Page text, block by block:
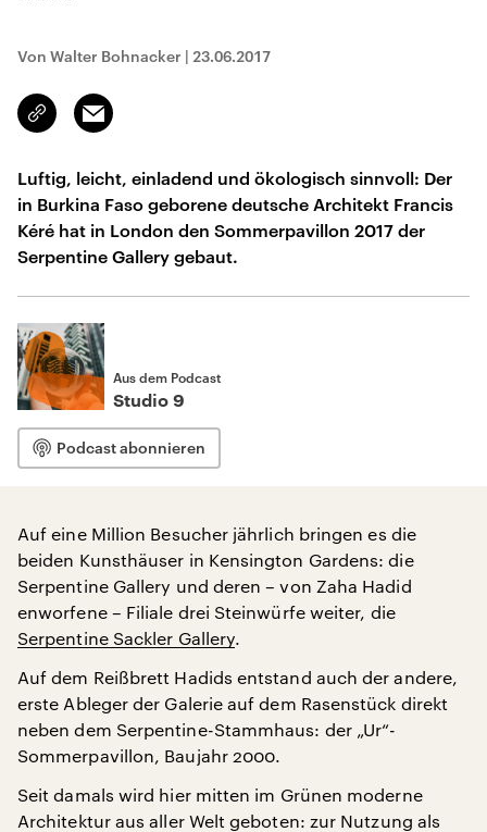
Von Walter Bohnacker | 23.06.2017
Link
kopieren/teilen
Email
Luftig, leicht, einladend und ökologisch sinnvoll: Der
in Burkina Faso geborene deutsche Architekt Francis
Kéré hat in London den Sommerpavillon 2017 der
Serpentine Gallery gebaut.
Aus dem Podcast
Studio 9
Podcast abonnieren
Auf eine Million Besucher jährlich bringen es die
beiden Kunsthäuser in Kensington Gardens: die
Serpentine Gallery und deren – von Zaha Hadid
enworfene – Filiale drei Steinwürfe weiter, die
Serpentine Sackler Gallery.
Auf dem Reißbrett Hadids entstand auch der andere,
erste Ableger der Galerie auf dem Rasenstück direkt
neben dem Serpentine-Stammhaus: der „Ur“-
Sommerpavillon, Baujahr 2000.
Seit damals wird hier mitten im Grünen moderne
Architektur aus aller Welt geboten: zur Nutzung als